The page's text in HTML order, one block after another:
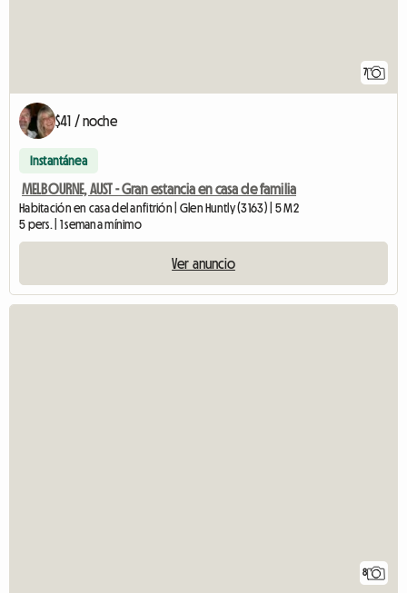
7
$41 / noche
Instantánea
MELBOURNE, AUST - Gran estancia en casa de familia
Habitación en casa del anfitrión | Glen Huntly (3163) | 5 M2
5 pers. | 1 semana mínimo
Ver anuncio
8